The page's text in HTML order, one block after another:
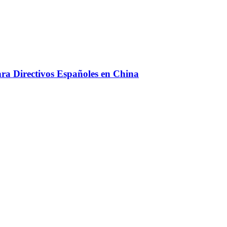
Directivos Españoles en China